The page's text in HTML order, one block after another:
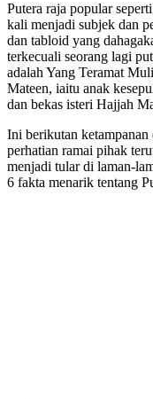
Putera raja popular
kali menjadi subjek dan
dan tabloid yang
terkecuali seorang lagi
adalah Yang Teramat
Mateen, iaitu anak
dan bekas isteri Hajjah
Ini berikutan
perhatian ramai pihak
menjadi tular di laman-
6 fakta menarik tentang